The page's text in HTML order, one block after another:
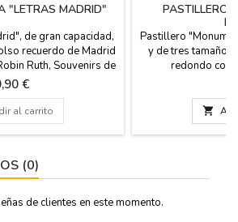
"LETRAS MADRID"
de gran capacidad,
recuerdo de Madrid
Ruth, Souvenirs de
CM ANCHO X 31 CM
25 CM
€
al carrito
PASTILLERO
Pastillero
y de tres tamaños
redondo con
viaje tu
recuerdo. Son
monumentos
Tamaños:

(0)
de clientes en este momento.